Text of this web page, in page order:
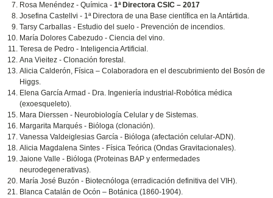
Rosa Menéndez - Química -1ª Directora CSIC – 2017
Josefina Castellvi - 1ª Directora de una Base científica en la Antártida.
Tarsy Carballas - Estudio del suelo - Prevención de incendios.
María Dolores Cabezudo - Ciencia del vino.
Teresa de Pedro - Inteligencia Artificial.
Ana Vieitez - Clonación forestal.
Alicia Calderón, Física – Colaboradora en el descubrimiento del Bosón de
Higgs.
Elena García Armad - Dra. Ingeniería industrial-Robótica médica
(exoesqueleto).
Mara Dierssen - Neurobiología Celular y de Sistemas.
Margarita Marqués - Bióloga (clonación).
Vanessa Valdeiglesias García - Bióloga (afectación celular-ADN).
Alicia Magdalena Sintes - Física Teórica (Ondas Gravitacionales).
Jaione Valle - Bióloga (Proteinas BAP y enfermedades
neurodegenerativas).
María José Buzón - Biotecnóloga (erradicación definitiva del VIH).
Blanca Catalán de Ocón – Botánica (1860-1904).